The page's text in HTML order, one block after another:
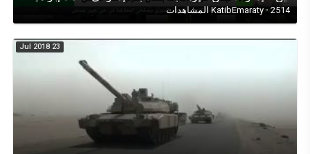
KatibEmaraty· 2514 المشاهدات
23 Jul 2018